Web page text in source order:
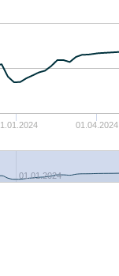
01.04.2024
01.01.2024